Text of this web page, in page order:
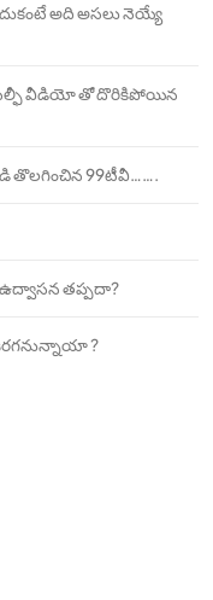
అది అసలు నెయ్యే
సెల్ఫీ వీడియో తో దొరికిపోయిన
తొలగించిన 99టీవీ…….
ఉద్వాసన తప్పదా?
?